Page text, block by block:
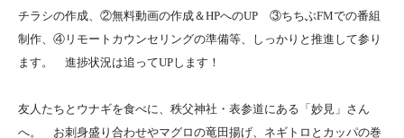
チラシの作成、②無料動画の作成＆HPへのUP ③ちちぶFMでの番組
制作、④リモートカウンセリングの準備等、しっかりと推進して参り
ます。 進捗状況は追ってUPします！
友人たちとウナギを食べに、秩父神社・表参道にある「妙見」さん
へ。 お刺身盛り合わせやマグロの竜田揚げ、ネギトロとカッパの巻